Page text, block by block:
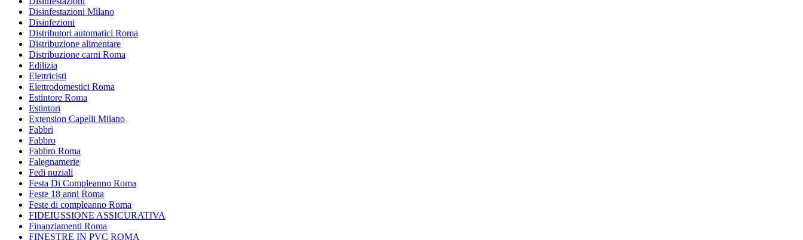
Disinfestazioni Milano
Disinfezioni
Distributori automatici Roma
Distribuzione alimentare
Distribuzione carni Roma
Edilizia
Elettricisti
Elettrodomestici Roma
Estintore Roma
Estintori
Extension Capelli Milano
Fabbri
Fabbro
Fabbro Roma
Falegnamerie
Fedi nuziali
Festa Di Compleanno Roma
Feste 18 anni Roma
Feste di compleanno Roma
FIDEIUSSIONE ASSICURATIVA
Finanziamenti Roma
FINESTRE IN PVC ROMA